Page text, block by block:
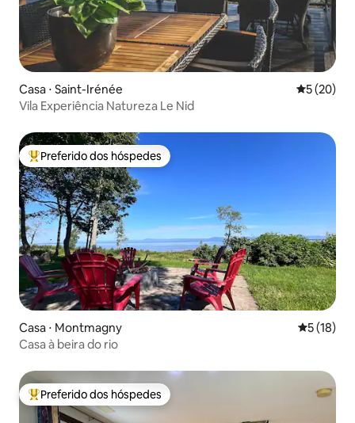
Casa ⋅ Saint-Irénée 5 de uma
5 (20)
Vila Experiência Natureza Le Nid
Entre os melhores preferidos dos hóspedes
Preferido dos hóspedes
Casa ⋅ Montmagny 5 de uma
5 (18)
Casa à beira do rio
Entre os melhores preferidos dos hóspedes
Preferido dos hóspedes